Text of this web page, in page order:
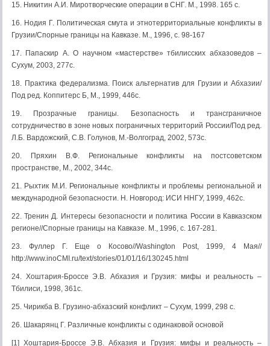
15. Никитин А.И. Миротворческие операции в СНГ. М., 1998. 165 с.
16. Нодия Г. Политическая смута и этнотерриториальные конфликты в
Грузии/Спорные границы на Кавказе. М., 1996, с. 98-167
17. Папаскир А. О научном «мастерстве» тбилисских абхазоведов –
Сухум, 2003, 277с.
18. Практика федерализма. Поиск альтернатив для Грузии и Абхазии/
Под ред. Коппитерс Б, М., 1999, 446с.
19. Прозрачные границы. Безопасность и трансграничное
сотрудничество в зоне новых пограничных территорий России/Под ред.
Л.Б. Вардожский, С.В. Голунов, М.-Волгоград, 2002, 573с.
20. Пряхин В.Ф. Региональные конфликты на постсоветском
пространстве, М., 2002, 344с.
21. Рыхтик М.И. Региональные конфликты и проблемы региональной и
международной безопасности. Н. Новгород: ИСИ ННГУ, 1999, 462с.
22. Тренин Д. Интересы безопасности и политика России в Кавказском
регионе//Спорные границы на Кавказе. М., 1996, с. 167-281.
23. Фуллер Г. Еще о Косово//Washington Post, 1999, 4 Мая//
http://www.inoCMI.ru/text/stories/01/01/16/130245.html
24. Хоштария-Броссе Э.В. Абхазия и Грузия: мифы и реальность –
Тбилиси, 1998, 361с.
25. Чирикба В. Грузино-абхазский конфликт – Сухум, 1999, 298 с.
26. Шакарянц Г. Различные конфликты с одинаковой основой
[1] Хоштария-Броссе Э.В. Абхазия и Грузия: мифы и реальность –